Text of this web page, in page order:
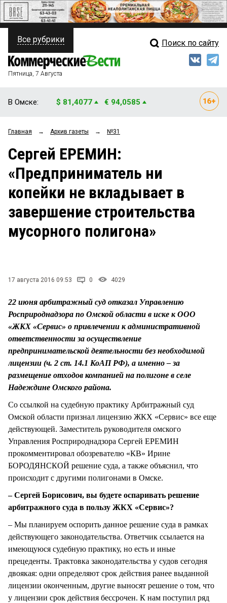
ПОЛИТИКА
ФИНАНСЫ
ОБЩЕСТВО
ЗАКОН
НОВОСТИ КОМПАНИЙ
СТИЛЬ ЖИЗНИ
Свежий выпуск
Блоги
Архив
Все рубрики Поиск по сайту
Пятница, 7 Августа
В Омске: $ 81,4077 € 94,0585
Главная → Архив газеты → №31
Сергей ЕРЕМИН:
«Предприниматель ни
копейки не вкладывает в
завершение строительства
мусорного полигона»
17 августа 2016 09:53 0 4029
22 июня арбитражный суд отказал Управлению
Росприроднадзора по Омской области в иске к ООО
«ЖКХ «Сервис» о привлечении к административной
ответственности за осуществление
предпринимательской деятельности без необходимой
лицензии (ч. 2 ст. 14.1 КоАП РФ), а именно – за
размещение отходов компанией на полигоне в селе
Надеждине Омского района.
Со ссылкой на судебную практику Арбитражный суд
Омской области признал лицензию ЖКХ «Сервис» все еще
действующей. Заместитель руководителя омского
Управления Росприроднадзора Сергей ЕРЕМИН
прокомментировал обозревателю «КВ» Ирине
БОРОДЯНСКОЙ решение суда, а также объяснил, что
происходит с другими полигонами в Омске.
– Сергей Борисович, вы будете оспаривать решение
арбитражного суда в пользу ЖКХ «Сервис»?
– Мы планируем оспорить данное решение суда в рамках
действующего законодательства. Ответчик ссылается на
имеющуюся судебную практику, но есть и иные
прецеденты. Трактовка законодательства у судов сегодня
двоякая: одни определяют срок действия ранее выданной
лицензии оконченным, другие выносят решение о том, что
у лицензии срок действия бессрочен. К нам поступил ряд